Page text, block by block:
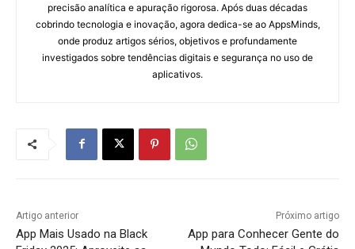
precisão analítica e apuração rigorosa. Após duas décadas
cobrindo tecnologia e inovação, agora dedica-se ao AppsMinds,
onde produz artigos sérios, objetivos e profundamente
investigados sobre tendências digitais e segurança no uso de
aplicativos.
Artigo anterior
App Mais Usado na Black
Próximo artigo
App para Conhecer Gente do